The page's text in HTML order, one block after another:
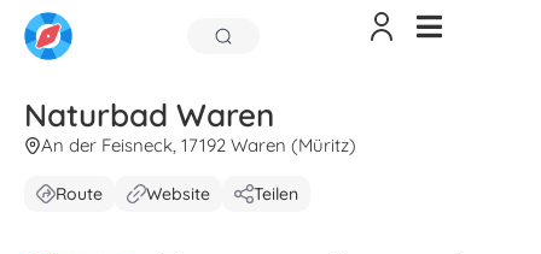
Naturbad Waren
An der Feisneck, 17192 Waren (Müritz)
Route Website Teilen